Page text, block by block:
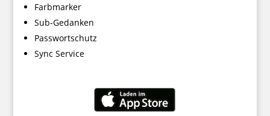
Farbmarker
Sub-Gedanken
Passwortschutz
Sync Service